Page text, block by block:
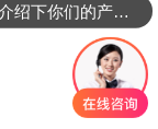
可以介绍下你们的产品么